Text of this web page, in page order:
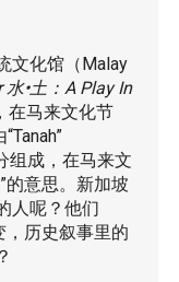
文化馆（Malay
水•土：A Play In
在马来文化节
组成，在马来文
的意思。新加坡
人呢？他们
，历史叙事里的